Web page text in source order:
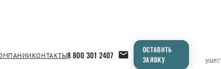
КОНТАКТЫ8 800 301 2407
ОСТАВИТЬ
ЗАЯВКУ
Применение Продукция ТипоразмерыСравнение